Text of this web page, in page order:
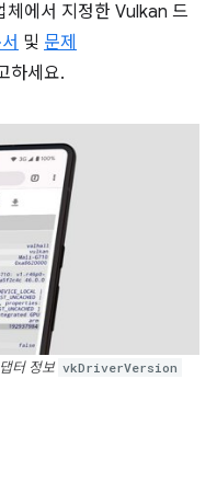
체에서 지정한 Vulkan 드
및 문제
하세요.
터 정보 vkDriverVersion